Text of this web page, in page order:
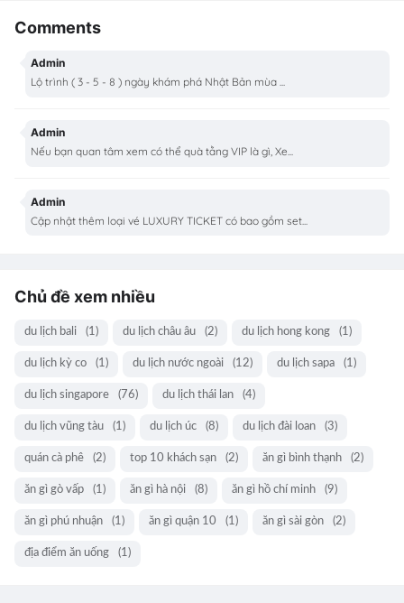
Comments
Admin
Lộ trình ( 3 - 5 - 8 ) ngày khám phá Nhật Bản mùa ...
Admin
Nếu bạn quan tâm xem có thể quà tằng VIP là gì, Xe...
Admin
Cập nhật thêm loại vé LUXURY TICKET có bao gồm set...
Chủ đề xem nhiều
du lịch bali (1) du lịch châu âu (2) du lịch hong kong (1)
du lịch kỳ co (1) du lịch nước ngoài (12) du lịch sapa (1)
du lịch singapore (76) du lịch thái lan (4)
du lịch vũng tàu (1) du lịch úc (8) du lịch đài loan (3)
quán cà phê (2) top 10 khách sạn (2) ăn gì bình thạnh (2)
ăn gì gò vấp (1) ăn gì hà nội (8) ăn gì hồ chí minh (9)
ăn gì phú nhuận (1) ăn gì quận 10 (1) ăn gì sài gòn (2)
địa điểm ăn uống (1)